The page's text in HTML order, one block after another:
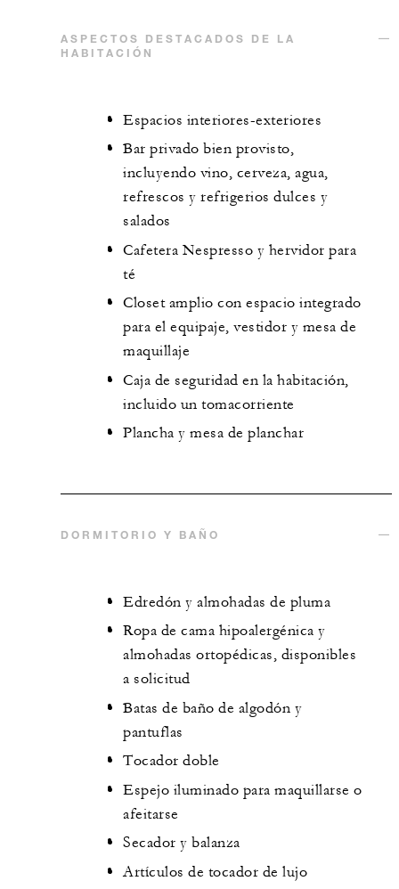
ASPECTOS DESTACADOS DE LA
HABITACIÓN
Espacios interiores-exteriores
Bar privado bien provisto,
incluyendo vino, cerveza, agua,
refrescos y refrigerios dulces y
salados
Cafetera Nespresso y hervidor para
té
Closet amplio con espacio integrado
para el equipaje, vestidor y mesa de
maquillaje
Caja de seguridad en la habitación,
incluido un tomacorriente
Plancha y mesa de planchar
DORMITORIO Y BAÑO
Edredón y almohadas de pluma
Ropa de cama hipoalergénica y
almohadas ortopédicas, disponibles
a solicitud
Batas de baño de algodón y
pantuflas
Tocador doble
Espejo iluminado para maquillarse o
afeitarse
Secador y balanza
Artículos de tocador de lujo